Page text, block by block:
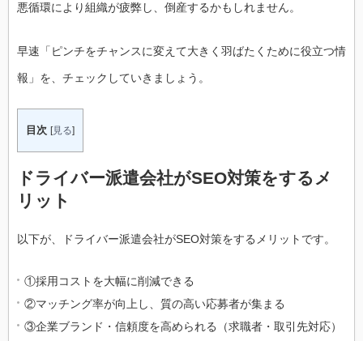
悪循環により組織が疲弊し、倒産するかもしれません。
早速「ピンチをチャンスに変えて大きく羽ばたくために役立つ情
報」を、チェックしていきましょう。
目次 [見る]
ドライバー派遣会社がSEO対策をするメ
リット
以下が、ドライバー派遣会社がSEO対策をするメリットです。
①採用コストを大幅に削減できる
②マッチング率が向上し、質の高い応募者が集まる
③企業ブランド・信頼度を高められる（求職者・取引先対応）